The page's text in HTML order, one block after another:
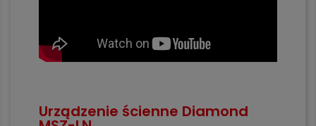
Urządzenie ścienne Diamond